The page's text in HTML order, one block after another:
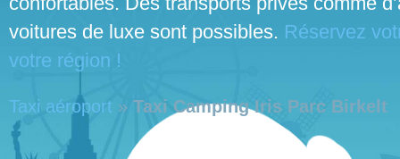
voitures de luxe sont possibles. Réservez
votre région !
Taxi aéroport » Taxi Camping Iris Parc Birkelt